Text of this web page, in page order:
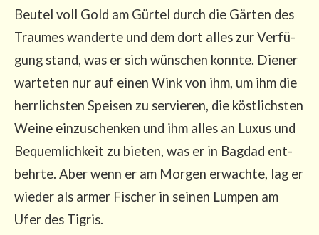
Beu­tel voll Gold am Gür­tel durch die Gär­ten des
Trau­mes wan­der­te und dem dort alles zur Ver­fü­
gung stand, was er sich wün­schen konn­te. Die­ner
war­te­ten nur auf einen Wink von ihm, um ihm die
herr­lichs­ten Spei­sen zu ser­vie­ren, die köst­lichs­ten
Wei­ne ein­zu­schen­ken und ihm alles an Luxus und
Bequem­lich­keit zu bie­ten, was er in Bag­dad ent­
behr­te. Aber wenn er am Mor­gen erwach­te, lag er
wie­der als armer Fischer in sei­nen Lum­pen am
Ufer des Tigris.